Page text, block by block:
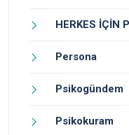
HERKES İÇİN
Persona
Psikogündem
Psikokuram